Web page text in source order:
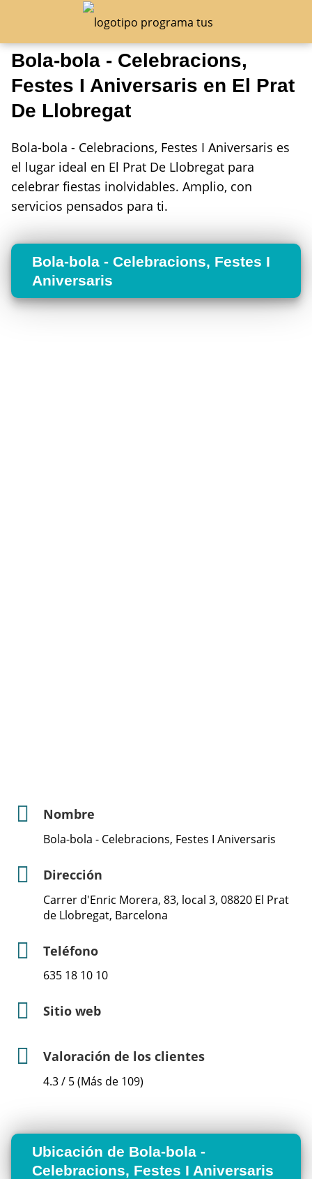
Bola-bola - Celebracions,
Festes I Aniversaris en El Prat
De Llobregat
Bola-bola - Celebracions, Festes I Aniversaris es
el lugar ideal en El Prat De Llobregat para
celebrar fiestas inolvidables. Amplio, con
servicios pensados para ti.
Bola-bola - Celebracions, Festes I
Aniversaris
Nombre
Bola-bola - Celebracions, Festes I Aniversaris
Dirección
Carrer d'Enric Morera, 83, local 3, 08820 El Prat
de Llobregat, Barcelona
Teléfono
635 18 10 10
Sitio web
Valoración de los clientes
4.3 / 5 (Más de 109)
Ubicación de Bola-bola -
Celebracions, Festes I Aniversaris